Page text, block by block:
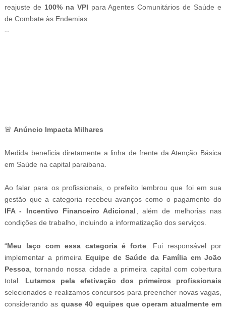
reajuste de 100% na VPI para Agentes Comunitários de Saúde e
de Combate às Endemias.
--
🚨 Anúncio Impacta Milhares
Medida beneficia diretamente a linha de frente da Atenção Básica
em Saúde na capital paraibana.
Ao falar para os profissionais, o prefeito lembrou que foi em sua
gestão que a categoria recebeu avanços como o pagamento do
IFA - Incentivo Financeiro Adicional , além de melhorias nas
condições de trabalho, incluindo a informatização dos serviços.
“Meu laço com essa categoria é forte . Fui responsável por
implementar a primeira Equipe de Saúde da Família em João
Pessoa, tornando nossa cidade a primeira capital com cobertura
total. Lutamos pela efetivação dos primeiros profissionais
selecionados e realizamos concursos para preencher novas vagas,
considerando as quase 40 equipes que operam atualmente em